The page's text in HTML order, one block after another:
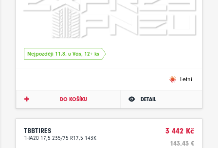
Nejpozději 11.8. u Vás, 12+ ks
Letní
DO KOŠÍKU DETAIL
TBBTIRES
THA20 17,5 235/75 R17,5 143K
3 442 Kč
143.43 €